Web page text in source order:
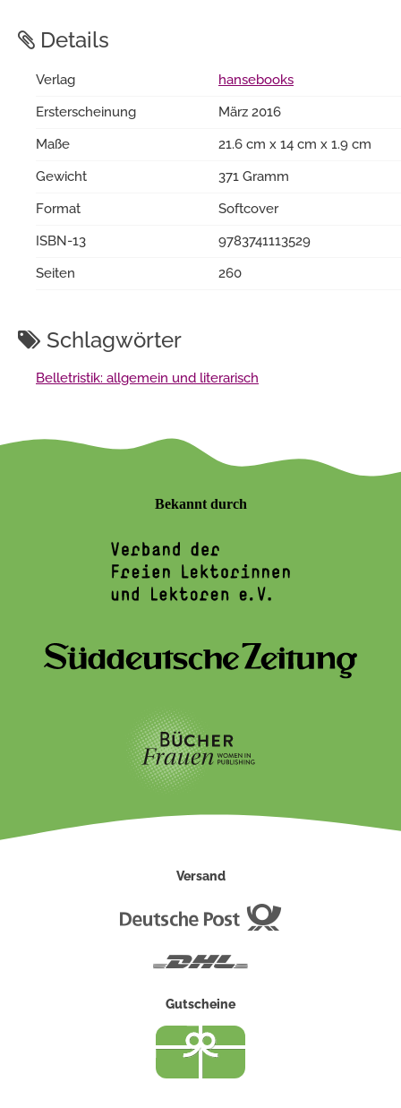
Details
Verlag
hansebooks
Ersterscheinung
März 2016
Maße
21.6 cm x 14 cm x 1.9 cm
Gewicht
371 Gramm
Format
Softcover
ISBN-13
9783741113529
Seiten
260
Schlagwörter
Belletristik: allgemein und literarisch
Bekannt durch
Versand
Gutscheine